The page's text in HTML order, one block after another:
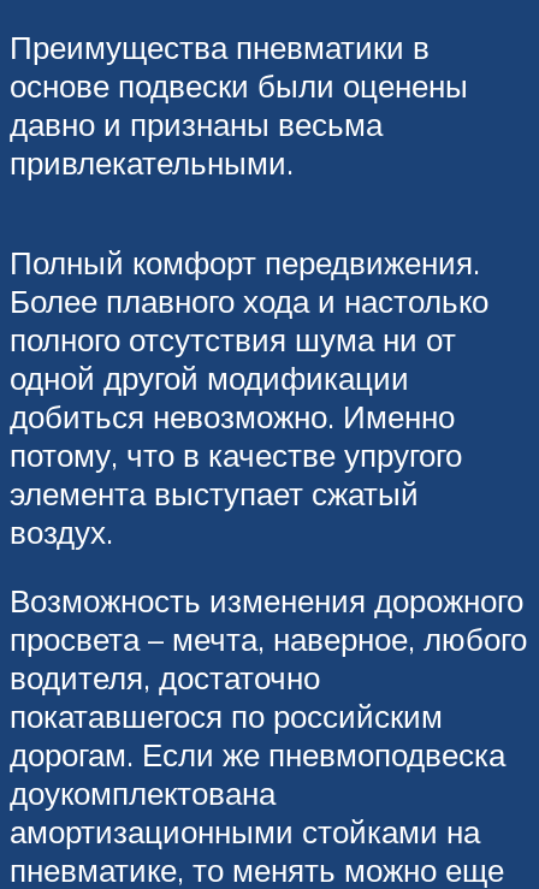
Преимущества пневматики в
основе подвески были оценены
давно и признаны весьма
привлекательными.
Полный комфорт передвижения.
Более плавного хода и настолько
полного отсутствия шума ни от
одной другой модификации
добиться невозможно. Именно
потому, что в качестве упругого
элемента выступает сжатый
воздух.
Возможность изменения дорожного
просвета – мечта, наверное, любого
водителя, достаточно
покатавшегося по российским
дорогам. Если же пневмоподвеска
доукомплектована
амортизационными стойками на
пневматике, то менять можно еще